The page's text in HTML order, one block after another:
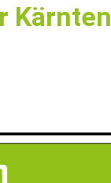
Kärnten